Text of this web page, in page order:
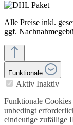
Alle Preise inkl.
ggf.
Funktionale
Aktiv Inaktiv
Funktionale
unbedingt
eindeutige zufällige